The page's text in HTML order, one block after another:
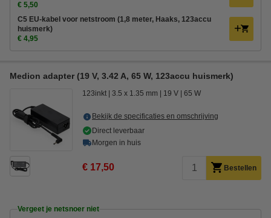
€ 5,50
C5 EU-kabel voor netstroom (1,8 meter, Haaks, 123accu
huismerk)
€ 4,95
Medion adapter (19 V, 3.42 A, 65 W, 123accu huismerk)
123inkt 3.5 x 1.35 mm 19 V 65 W
Bekijk de specificaties en omschrijving
Direct leverbaar
Morgen in huis
€ 17,50 Bestellen
Vergeet je netsnoer niet